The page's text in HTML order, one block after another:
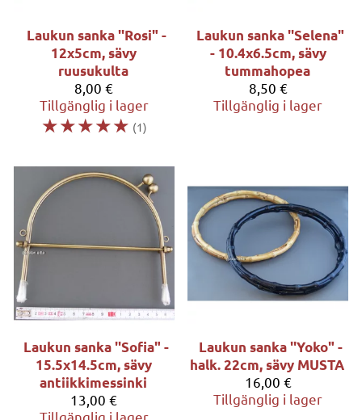
Laukun sanka ''Rosi" -
12x5cm, sävy
ruusukulta
8,00 €
Tillgänglig i lager
☆☆☆☆☆ (1)
Laukun sanka ''Selena"
- 10.4x6.5cm, sävy
tummahopea
8,50 €
Tillgänglig i lager
Laukun sanka ''Sofia" -
15.5x14.5cm, sävy
antiikkimessinki
13,00 €
Tillgänglig i lager
Laukun sanka ''Yoko" -
halk. 22cm, sävy MUSTA
16,00 €
Tillgänglig i lager